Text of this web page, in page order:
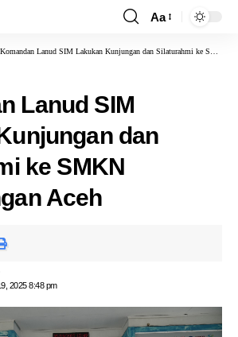
Aa
Komandan Lanud SIM Lakukan Kunjungan dan Silaturahmi ke SMKN Penerbangan Aceh
Lanud SIM
dan
ke SMKN
Aceh
2025 8:48 pm